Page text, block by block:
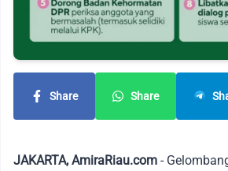
Share Share
JAKARTA, AmiraRiau.com -